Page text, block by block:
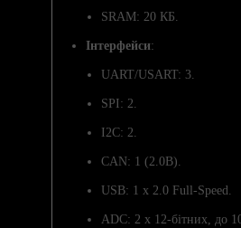
SRAM: 20 КБ.
Інтерфейси:
UART/USART: 3.
SPI: 2.
I2C: 2.
CAN: 1 (2.0B).
USB: 1 x 2.0 Full-Speed.
ADC: 2 x 12-бітних, до